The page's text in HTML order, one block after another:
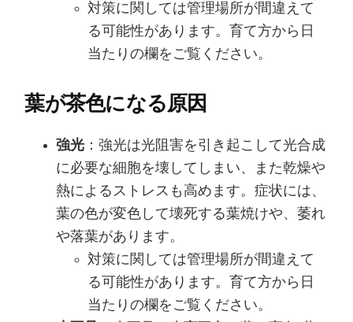
対策に関しては管理場所が間違えて
る可能性があります。育て方から日
当たりの欄をご覧ください。
葉が茶色になる原因
強光 ：強光は光阻害を引き起こして光合成
に必要な細胞を壊してしまい、また乾燥や
熱によるストレスも高めます。症状には、
葉の色が変色して壊死する葉焼けや、萎れ
や落葉があります。
対策に関しては管理場所が間違えて
る可能性があります。育て方から日
当たりの欄をご覧ください。